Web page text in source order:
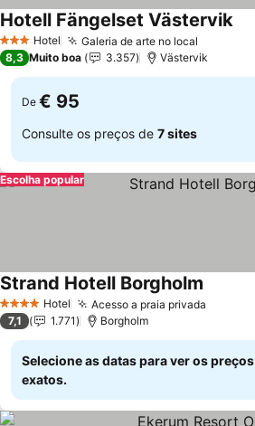
3 EstrelasHotel Galeria de arte no local
Hotell Fängelset Västervik
8,3 Muito boa 3.357 Västervik
De € 95
Consulte os preços de 7 sites
Escolha popular
4 EstrelasHotel Acesso a praia privada
Strand Hotell Borgholm
7,1 1.771 Borgholm
Selecione as datas para ver os preços
exatos.